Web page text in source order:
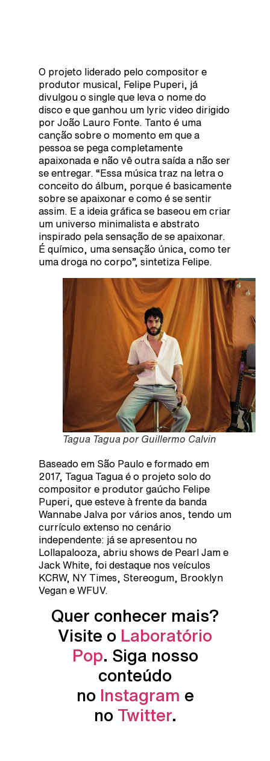
O projeto liderado pelo compositor e
produtor musical, Felipe Puperi, já
divulgou o single que leva o nome do
disco e que ganhou um lyric video dirigido
por João Lauro Fonte. Tanto é uma
canção sobre o momento em que a
pessoa se pega completamente
apaixonada e não vê outra saída a não ser
se entregar. “Essa música traz na letra o
conceito do álbum, porque é basicamente
sobre se apaixonar e como é se sentir
assim. E a ideia gráfica se baseou em criar
um universo minimalista e abstrato
inspirado pela sensação de se apaixonar.
É químico, uma sensação única, como ter
uma droga no corpo”, sintetiza Felipe.
Tagua Tagua por Guillermo Calvin
Baseado em São Paulo e formado em
2017, Tagua Tagua é o projeto solo do
compositor e produtor gaúcho Felipe
Puperi, que esteve à frente da banda
Wannabe Jalva por vários anos, tendo um
currículo extenso no cenário
independente: já se apresentou no
Lollapalooza, abriu shows de Pearl Jam e
Jack White, foi destaque nos veículos
KCRW, NY Times, Stereogum, Brooklyn
Vegan e WFUV.
Quer conhecer mais?
Visite o Laboratório
Pop. Siga nosso
conteúdo
no Instagram e
no Twitter.